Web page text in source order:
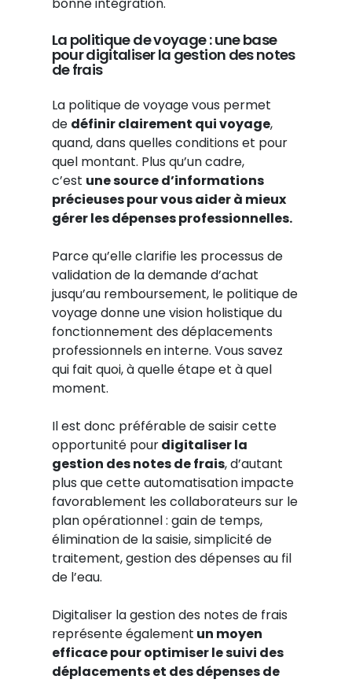
La politique de voyage : une base
pour digitaliser la gestion des notes
de frais
La politique de voyage vous permet
de définir clairement qui voyage,
quand, dans quelles conditions et pour
quel montant. Plus qu’un cadre,
c’est une source d’informations
précieuses pour vous aider à mieux
gérer lesdépenses professionnelles.
Parce qu’elle clarifie les processus de
validation de la demande d’achat
jusqu’au remboursement, le politique de
voyage donne une vision holistique du
fonctionnement des déplacements
professionnels en interne. Vous savez
qui fait quoi, à quelle étape et à quel
moment.
Il est donc préférable de saisir cette
opportunité pourdigitaliser la
gestion des notes de frais, d’autant
plus que cette automatisation impacte
favorablement les collaborateurs sur le
plan opérationnel : gain de temps,
élimination de la saisie, simplicité de
traitement, gestion des dépenses au fil
de l’eau.
Digitaliser la gestion des notes de frais
représente également un moyen
efficace pour optimiser le suivi des
déplacements et des dépenses de